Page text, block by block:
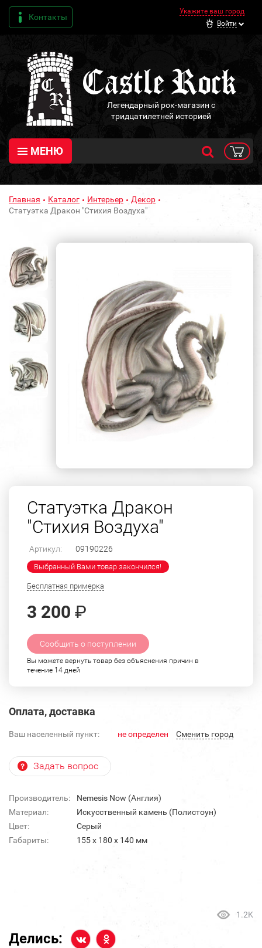
Контакты
Укажите ваш город
Войти
Легендарный рок-магазин с
тридцатилетней историей
МЕНЮ
Главная Каталог Интерьер
Декор
Статуэтка Дракон "Стихия Воздуха"
Статуэтка Дракон
"Стихия Воздуха"
Артикул: 09190226
Выбранный Вами товар закончился!
Бесплатная примерка
3 200 ₽
Сообщить о поступлении
Вы можете вернуть товар без объяснения причин в
течение 14 дней
Оплата, доставка
Ваш населенный пункт: не определен Cменить город
Задать вопрос
Производитель:
Nemesis Now (Англия)
Материал:
Искусственный камень (Полистоун)
Цвет:
Серый
Габариты:
155 х 180 х 140 мм
1.2K
Делись: